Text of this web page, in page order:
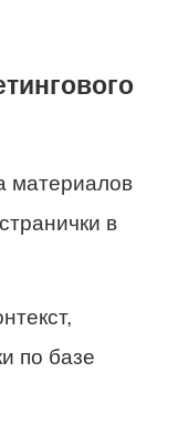
материалов
в
по базе